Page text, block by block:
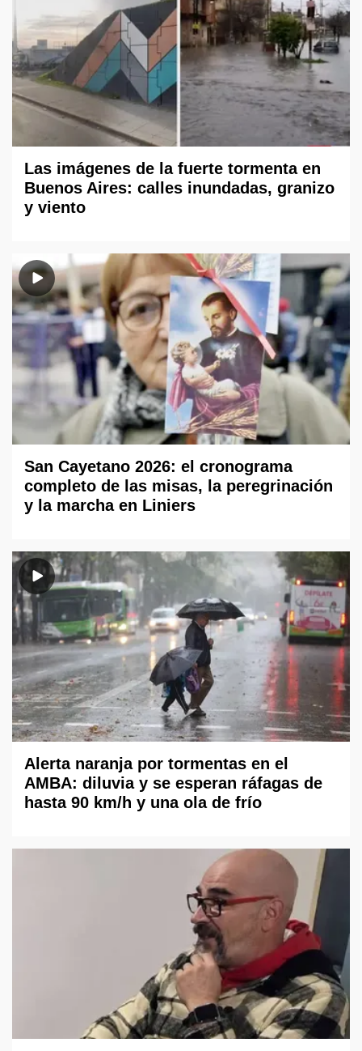
Las imágenes de la fuerte tormenta en
Buenos Aires: calles inundadas, granizo
y viento
San Cayetano 2026: el cronograma
completo de las misas, la peregrinación
y la marcha en Liniers
Alerta naranja por tormentas en el
AMBA: diluvia y se esperan ráfagas de
hasta 90 km/h y una ola de frío